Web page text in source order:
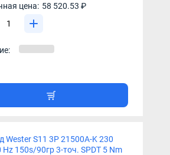
цена: 58 520.53 ₽
Wester S11 3P 21500A-K 230
Hz 150s/90гр 3-точ. SPDT 5 Nm